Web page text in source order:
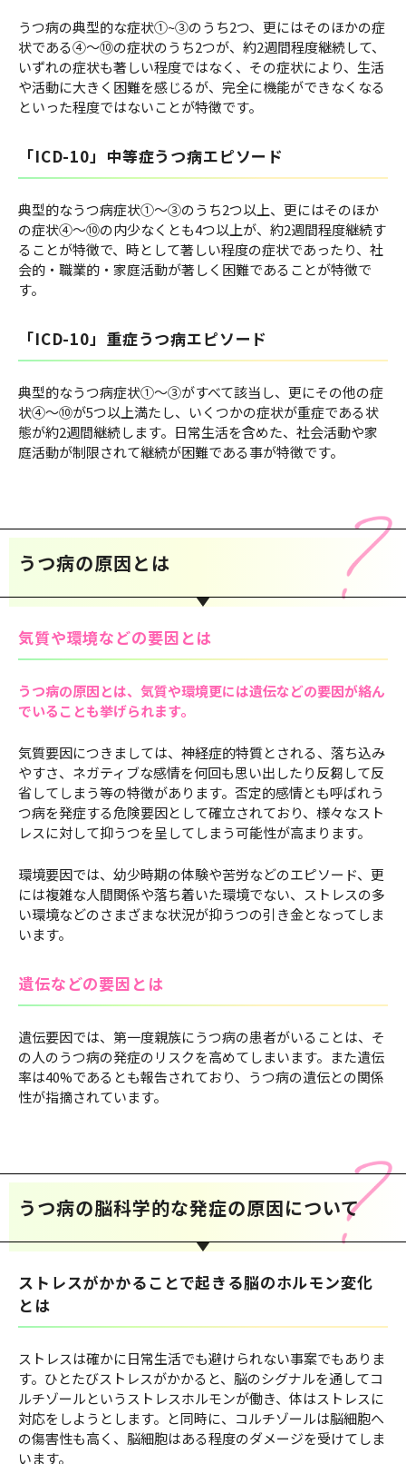
うつ病の典型的な症状①~③のうち2つ、更にはそのほかの症
状である④～⑩の症状のうち2つが、約2週間程度継続して、
いずれの症状も著しい程度ではなく、その症状により、生活
や活動に大きく困難を感じるが、完全に機能ができなくなる
といった程度ではないことが特徴です。
「ICD-10」中等症うつ病エピソード
典型的なうつ病症状①～③のうち2つ以上、更にはそのほか
の症状④～⑩の内少なくとも4つ以上が、約2週間程度継続す
ることが特徴で、時として著しい程度の症状であったり、社
会的・職業的・家庭活動が著しく困難であることが特徴で
す。
「ICD-10」重症うつ病エピソード
典型的なうつ病症状①～③がすべて該当し、更にその他の症
状④～⑩が5つ以上満たし、いくつかの症状が重症である状
態が約2週間継続します。日常生活を含めた、社会活動や家
庭活動が制限されて継続が困難である事が特徴です。
うつ病の原因とは
気質や環境などの要因とは
うつ病の原因とは、気質や環境更には遺伝などの要因が絡ん
でいることも挙げられます。
気質要因につきましては、神経症的特質とされる、落ち込み
やすさ、ネガティブな感情を何回も思い出したり反芻して反
省してしまう等の特徴があります。否定的感情とも呼ばれう
つ病を発症する危険要因として確立されており、様々なスト
レスに対して抑うつを呈してしまう可能性が高まります。
環境要因では、幼少時期の体験や苦労などのエピソード、更
には複雑な人間関係や落ち着いた環境でない、ストレスの多
い環境などのさまざまな状況が抑うつの引き金となってしま
います。
遺伝などの要因とは
遺伝要因では、第一度親族にうつ病の患者がいることは、そ
の人のうつ病の発症のリスクを高めてしまいます。また遺伝
率は40%であるとも報告されており、うつ病の遺伝との関係
性が指摘されています。
うつ病の脳科学的な発症の原因について
ストレスがかかることで起きる脳のホルモン変化
とは
ストレスは確かに日常生活でも避けられない事案でもありま
す。ひとたびストレスがかかると、脳のシグナルを通してコ
ルチゾールというストレスホルモンが働き、体はストレスに
対応をしようとします。と同時に、コルチゾールは脳細胞へ
の傷害性も高く、脳細胞はある程度のダメージを受けてしま
います。